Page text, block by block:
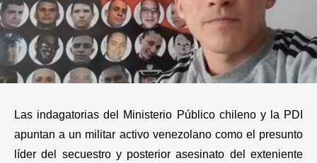
Salud
Tecnología
Gastronomía
Las indagatorias del Ministerio Público chileno y la PDI
apuntan a un militar activo venezolano como el presunto
líder del secuestro y posterior asesinato del exteniente